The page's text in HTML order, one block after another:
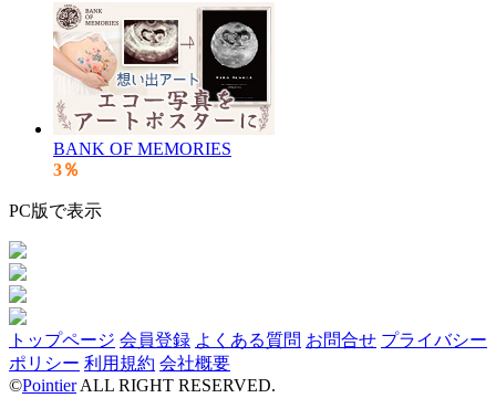
BANK OF MEMORIES
3％
PC版で表示
トップページ 会員登録 よくある質問 お問合せ プライバシー
ポリシー 利用規約 会社概要
©PointierALL RIGHT RESERVED.